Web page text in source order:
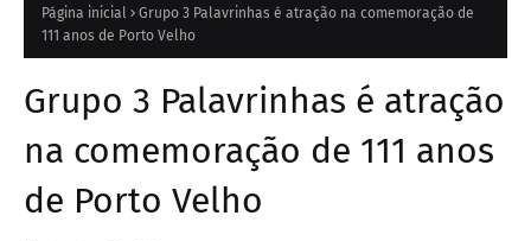
Página inicial
Grupo 3 Palavrinhas é atração na comemoração de
111 anos de Porto Velho
Grupo 3 Palavrinhas é atração
na comemoração de 111 anos
de Porto Velho